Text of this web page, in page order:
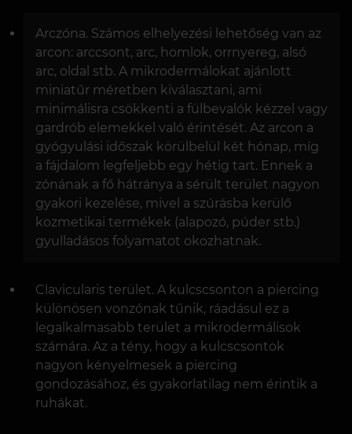
Arczóna. Számos elhelyezési lehetőség van az
arcon: arccsont, arc, homlok, orrnyereg, alsó
arc, oldal stb. A mikrodermálokat ajánlott
miniatűr méretben kiválasztani, ami
minimálisra csökkenti a fülbevalók kézzel vagy
gardrób elemekkel való érintését. Az arcon a
gyógyulási időszak körülbelül két hónap, míg
a fájdalom legfeljebb egy hétig tart. Ennek a
zónának a fő hátránya a sérült terület nagyon
gyakori kezelése, mivel a szúrásba kerülő
kozmetikai termékek (alapozó, púder stb.)
gyulladásos folyamatot okozhatnak.
Clavicularis terület. A kulcscsonton a piercing
különösen vonzónak tűnik, ráadásul ez a
legalkalmasabb terület a mikrodermálisok
számára. Az a tény, hogy a kulcscsontok
nagyon kényelmesek a piercing
gondozásához, és gyakorlatilag nem érintik a
ruhákat.